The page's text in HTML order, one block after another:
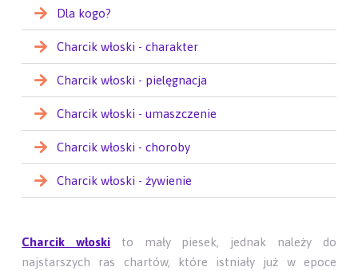
Dla kogo?
Charcik włoski - charakter
Charcik włoski - pielęgnacja
Charcik włoski - umaszczenie
Charcik włoski - choroby
Charcik włoski - żywienie
Charcik włoski to mały piesek, jednak należy do
najstarszych ras chartów, które istniały już w epoce